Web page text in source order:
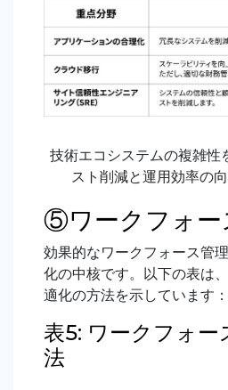
技術エコシステムの複雑性
スト削減と運用効率の
⑤ワークフォー
効果的なワークフォース管
化の中核です。以下の表は
適化の方法を示しています ：
表5: ワークフォー
法